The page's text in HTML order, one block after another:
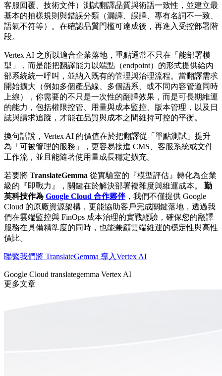
客服回覆、技術文件）測試翻譯品質與術語一致性，並建立最
基本的抽樣規則與錯誤分類（漏譯、誤譯、專有名詞不一致、
語氣不符等）。在確認品質門檻可達成後，再進入受控部署階
段。
Vertex AI 之所以適合企業落地，重點通常不只在「能部署模
型」，而是能把翻譯能力以端點（endpoint）的形式提供給內
部系統統一呼叫，並納入既有的管理與治理流程。當翻譯需求
開始擴大（例如多個產品線、多個語系、或不同內容管道同時
上線），你需要的不只是一次性的翻譯效果，而是可長期維運
的能力，包括權限控管、用量與成本監控、版本管理，以及日
誌與請求追蹤，才能在品質與成本之間維持可控的平衡。
換句話說，Vertex AI 的價值在於把翻譯從「單點測試」提升
為「可被管理的服務」，更容易接進 CMS、客服系統或文件
工作流，並且能隨著使用量成長穩定擴充。
若要將 TranslateGemma 從實驗室的『模型評估』轉化為企業
級的『即戰力』，關鍵在於解決部署複雜度與維運成本。 勤
英科技作為 Google Cloud 合作夥伴，我們不僅提供 Google
Cloud 的原廠資源架構，更能協助客戶完成關鍵落地，透過我
們在雲端監控與 FinOps 成本治理的實戰經驗，確保您的翻譯
服務在具備精準度的同時，也能兼顧雲端維運的穩定性與高性
價比。
聯繫我們將 TranslateGemma 導入Vertex AI
Google Cloud translategemma Vertex AI
更多文章